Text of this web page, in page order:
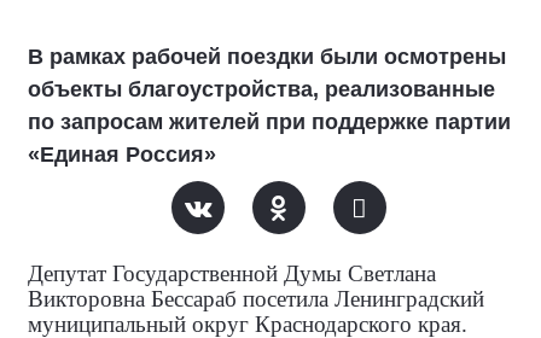
В рамках рабочей поездки были осмотрены
объекты благоустройства, реализованные
по запросам жителей при поддержке партии
«Единая Россия»
Депутат Государственной Думы Светлана
Викторовна Бессараб посетила Ленинградский
муниципальный округ Краснодарского края.